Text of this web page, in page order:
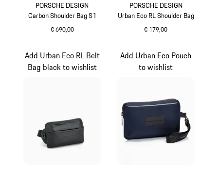
PORSCHE DESIGN
Carbon Shoulder Bag S1
€ 690,00
PORSCHE DESIGN
Urban Eco RL Shoulder Bag
€ 179,00
Add Urban Eco RL Belt
Bag black to wishlist
Add Urban Eco Pouch
to wishlist